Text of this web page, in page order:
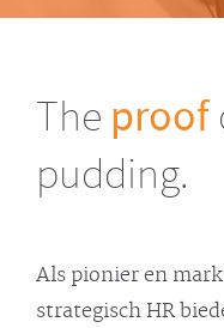
The proof
pudding.
Als pionier en
strategisch HR